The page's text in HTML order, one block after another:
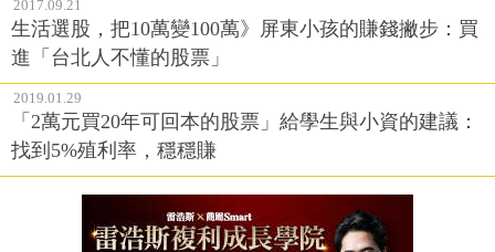
2017.09.21
生活選股，把10萬變100萬》屏東小孩的賺錢撇步：買
進「台北人不懂的股票」
2019.01.29
「2萬元買20年可回本的股票」給學生與小資的建議：
找到5%殖利率，穩穩賺